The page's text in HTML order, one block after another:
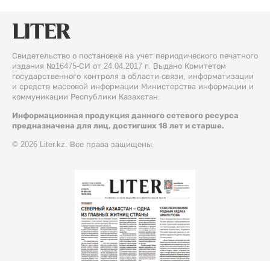
Свидетельство о постановке на учет периодического печатного
издания №16475-СИ от 24.04.2017 г. Выдано Комитетом
государственного контроля в области связи, информатизации
и средств массовой информации Министерства информации и
коммуникации Республики Казахстан.
Информационная продукция данного сетевого ресурса
предназначена для лиц, достигших 18 лет и старше.
© 2026 Liter.kz. Все права защищены.